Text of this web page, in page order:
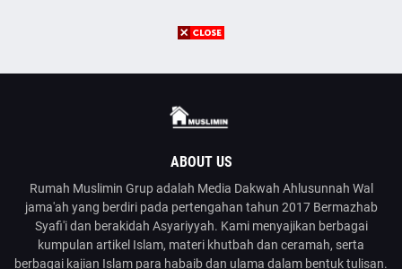
ABOUT US
Rumah Muslimin Grup adalah Media Dakwah Ahlusunnah Wal
jama'ah yang berdiri pada pertengahan tahun 2017 Bermazhab
Syafi'i dan berakidah Asyariyyah. Kami menyajikan berbagai
kumpulan artikel Islam, materi khutbah dan ceramah, serta
berbagai kajian Islam para habaib dan ulama dalam bentuk tulisan.